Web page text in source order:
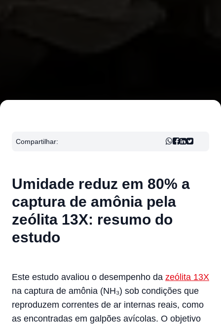
Compartilhar:
Umidade reduz em 80% a
captura de amônia pela
zeólita 13X: resumo do
estudo
Este estudo avaliou o desempenho da zeólita 13X
na captura de amônia (NH₃) sob condições que
reproduzem correntes de ar internas reais, como
as encontradas em galpões avícolas. O objetivo